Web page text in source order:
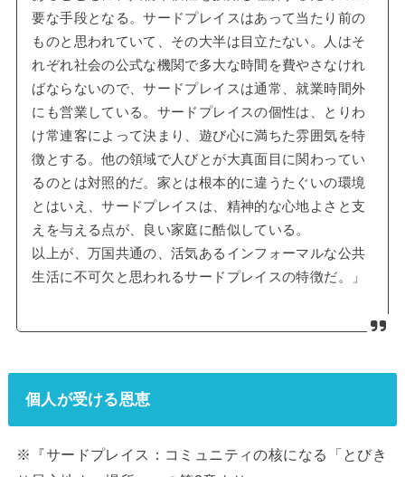
要な手段となる。サードプレイスはあって当たり前の
ものと思われていて、その大半は目立たない。人はそ
れぞれ社会の公式な機関で多大な時間を費やさなけれ
ばならないので、サードプレイスは通常、就業時間外
にも営業している。サードプレイスの個性は、とりわ
け常連客によって決まり、遊び心に満ちた雰囲気を特
徴とする。他の領域で人びとが大真面目に関わってい
るのとは対照的だ。家とは根本的に違うたぐいの環境
とはいえ、サードプレイスは、精神的な心地よさと支
えを与える点が、良い家庭に酷似している。
以上が、万国共通の、活気あるインフォーマルな公共
生活に不可欠と思われるサードプレイスの特徴だ。」
個人が受ける恩恵
※『サードプレイス：コミュニティの核になる「とびき